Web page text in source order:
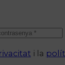
i la